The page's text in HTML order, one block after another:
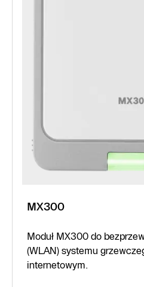
MX300
Moduł MX300 do
(WLAN) systemu
internetowym.